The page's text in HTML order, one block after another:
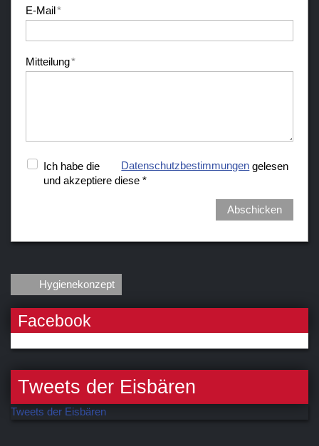
E-Mail *
Mitteilung*
Ich habe die Datenschutzbestimmungen gelesen
und akzeptiere diese *
Abschicken
Hygienekonzept
Facebook
Tweets der Eisbären
Tweets der Eisbären